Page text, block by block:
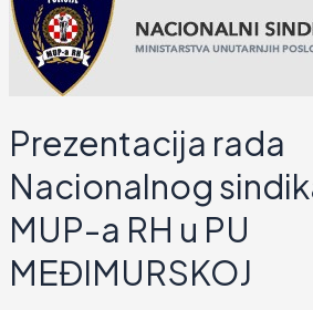
Prezentacija rada
Nacionalnog
MUP-a RH u PU
MEĐIMURSKOJ